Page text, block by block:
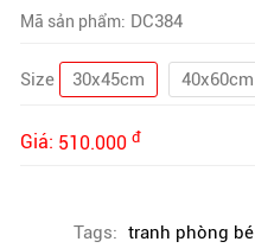
Mã sản phẩm: DC384
Size 30x45cm 40x60cm
Giá: 510.000 đ
Tags: tranh phòng bé